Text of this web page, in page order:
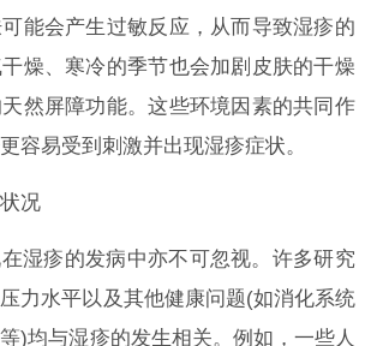
能会产生过敏反应，从而导致湿疹的
燥、寒冷的季节也会加剧皮肤的干燥
然屏障功能。这些环境因素的共同作
容易受到刺激并出现湿疹症状。
况
湿疹的发病中亦不可忽视。许多研究
力水平以及其他健康问题(如消化系统
)均与湿疹的发生相关。例如，一些人